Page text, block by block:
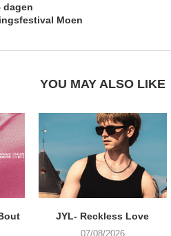
dagen
Moen
YOU MAY ALSO LIKE
JYL- Reckless Love
07/08/2026